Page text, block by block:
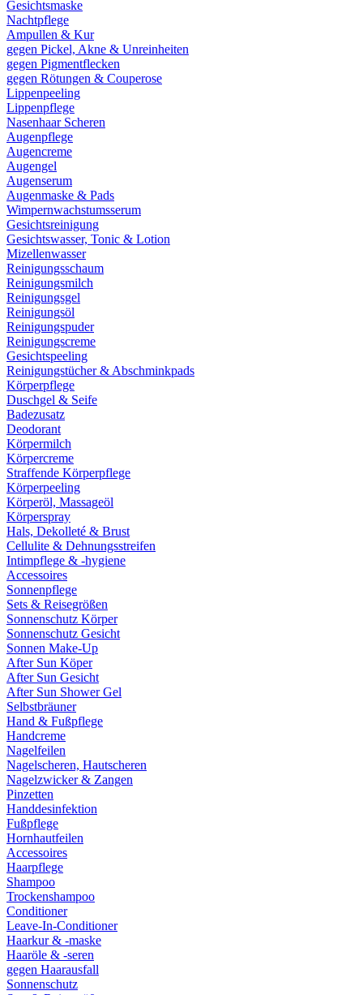
Gesichtsmaske
Nachtpflege
Ampullen & Kur
gegen Pickel, Akne & Unreinheiten
gegen Pigmentflecken
gegen Rötungen & Couperose
Lippenpeeling
Lippenpflege
Nasenhaar Scheren
Augenpflege
Augencreme
Augengel
Augenserum
Augenmaske & Pads
Wimpernwachstumsserum
Gesichtsreinigung
Gesichtswasser, Tonic & Lotion
Mizellenwasser
Reinigungsschaum
Reinigungsmilch
Reinigungsgel
Reinigungsöl
Reinigungspuder
Reinigungscreme
Gesichtspeeling
Reinigungstücher & Abschminkpads
Körperpflege
Duschgel & Seife
Badezusatz
Deodorant
Körpermilch
Körpercreme
Straffende Körperpflege
Körperpeeling
Körperöl, Massageöl
Körperspray
Hals, Dekolleté & Brust
Cellulite & Dehnungsstreifen
Intimpflege & -hygiene
Accessoires
Sonnenpflege
Sets & Reisegrößen
Sonnenschutz Körper
Sonnenschutz Gesicht
Sonnen Make-Up
After Sun Köper
After Sun Gesicht
After Sun Shower Gel
Selbstbräuner
Hand & Fußpflege
Handcreme
Nagelfeilen
Nagelscheren, Hautscheren
Nagelzwicker & Zangen
Pinzetten
Handdesinfektion
Fußpflege
Hornhautfeilen
Accessoires
Haarpflege
Shampoo
Trockenshampoo
Conditioner
Leave-In-Conditioner
Haarkur & -maske
Haaröle & -seren
gegen Haarausfall
Sonnenschutz